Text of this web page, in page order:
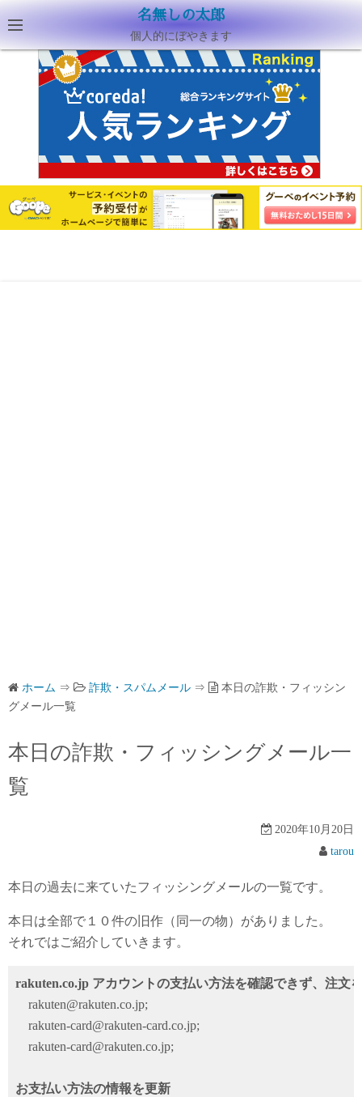
名無しの太郎
個人的にぼやきます
ホーム ⇒ 詐欺・スパムメール ⇒
本日の詐欺・フィッシン
グメール一覧
本日の詐欺・フィッシングメール一
覧
2020年10月20日
tarou
本日の過去に来ていたフィッシングメールの一覧です。
本日は全部で１０件の旧作（同一の物）がありました。
それではご紹介していきます。
rakuten.co.jp アカウントの支払い方法を確認できず、注文
rakuten@rakuten.co.jp;
rakuten-card@rakuten-card.co.jp;
rakuten-card@rakuten.co.jp;
お支払い方法の情報を更新